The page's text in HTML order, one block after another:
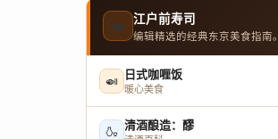
🍣 江户前寿司
编辑精选的经典东京美食指南。
🍛 日式咖喱饭
暖心美食
🍶 清酒酿造：醪